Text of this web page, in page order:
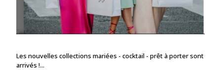
Les nouvelles collections mariées - cocktail - prêt à porter sont
arrivés !...